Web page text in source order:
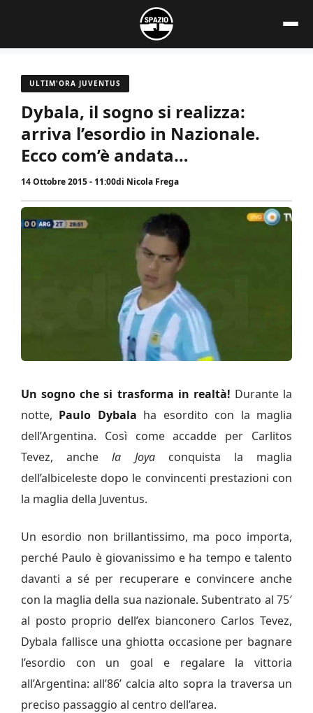
contenuto
ULTIM'ORA JUVENTUS
Dybala, il sogno si realizza:
arriva l’esordio in Nazionale.
Ecco com’è andata…
14 Ottobre 2015 - 11:00di Nicola Frega
Un sogno che si trasforma in realtà! Durante la
notte, Paulo Dybala ha esordito con la maglia
dell’Argentina. Così come accadde per Carlitos
Tevez, anche la Joyaconquista la maglia
dell’albiceleste dopo le convincenti prestazioni con
la maglia della Juventus.
Un esordio non brillantissimo, ma poco importa,
perché Paulo è giovanissimo e ha tempo e talento
davanti a sé per recuperare e convincere anche
con la maglia della sua nazionale. Subentrato al 75′
al posto proprio dell’ex bianconero Carlos Tevez,
Dybala fallisce una ghiotta occasione per bagnare
l’esordio con un goal e regalare la vittoria
all’Argentina: all’86’ calcia alto sopra la traversa un
preciso passaggio al centro dell’area.